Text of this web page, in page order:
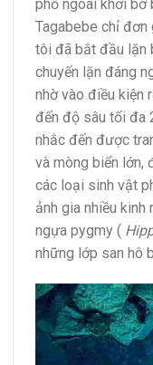
phố ngoài khơi bờ
Tagabebe chỉ đơn
tôi đã bắt đầu lặn
chuyến lặn đáng
nhờ vào điều kiện
đến độ sâu tối đa
nhắc đến được
và mòng biển lớn,
các loại sinh vật
ảnh gia nhiều
ngựa pygmy (
những lớp san hô